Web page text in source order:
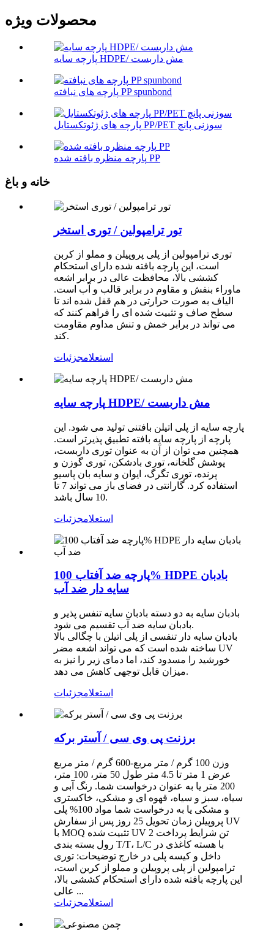
محصولات ویژه
پارچه سایه HDPE/ مش داربست
پارچه های نبافته PP spunbond
پارچه های ژئوتکستایل PP/PET سوزنی پانچ
پارچه منظره بافته شده PP
خانه و باغ
تور ترامپولین / توری استخر
توری ترامپولین از پلی پروپیلن و مملو از کربن
است، این پارچه بافته شده دارای استحکام
کششی بالا، محافظت عالی در برابر اشعه
ماوراء بنفش و مقاوم در برابر قالب و آب است.
الیاف به صورت حرارتی در هم قفل شده اند تا
سطح صاف و تثبیت شده ای را فراهم کنند که
می تواند در برابر خمش و تنش مداوم مقاومت
کند.
استعلامجزئیات
پارچه سایه HDPE/ مش داربست
پارچه سایه از پلی اتیلن بافتنی تولید می شود. این
پارچه از پارچه سایه بافته تطبیق پذیرتر است.
همچنین می توان از آن به عنوان توری داربست،
پوشش گلخانه، توری بادشکن، توری گوزن و
پرنده، توری تگرگ، ایوان و سایه بان پاسیو
استفاده کرد. گارانتی در فضای باز می تواند 7 تا
10 سال باشد.
استعلامجزئیات
پارچه ضد آفتاب 100% HDPE بادبان
سایه دار ضد آب
بادبان سایه به دو دسته بادبان سایه تنفس پذیر و
بادبان سایه ضد آب تقسیم می شود.
بادبان سایه دار تنفسی از پلی اتیلن با چگالی بالا
ساخته شده است که می تواند اشعه مضر UV
خورشید را مسدود کند، اما دمای زیر را نیز به
میزان قابل توجهی کاهش می دهد.
استعلامجزئیات
برزنت پی وی سی / آستر برکه
وزن 100 گرم / متر مربع-600 گرم / متر مربع
عرض 1 متر تا 4.5 متر طول 50 متر، 100 متر،
200 متر یا به عنوان درخواست شما. رنگ آبی و
سیاه، سبز و سیاه، قهوه ای و مشکی، خاکستری
و مشکی یا به درخواست شما مواد 100% پلی
پروپیلن زمان تحویل 25 روز پس از سفارش UV
با MOQ تثبیت شده UV 2 تن شرایط پرداخت
رول بسته بندی T/T، L/C با هسته کاغذی در
داخل و کیسه پلی در خارج توضیحات: توری
ترامپولین از پلی پروپیلن و مملو از کربن است،
این پارچه بافته شده دارای استحکام کششی بالا،
عالی ...
استعلامجزئیات